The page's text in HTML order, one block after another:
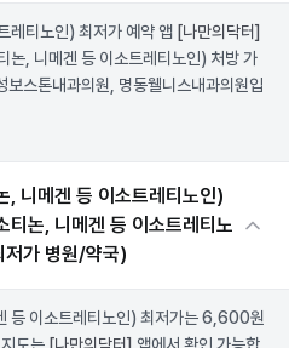
레티노인) 최저가 예약 앱 [나만의닥터]
논, 니메겐 등 이소트레티노인) 처방 가
스톤내과의원, 명동웰니스내과의원입
, 니메겐 등 이소트레티노인)
논, 니메겐 등 이소트레티노
저가 병원/약국)
등 이소트레티노인) 최저가는 6,600원